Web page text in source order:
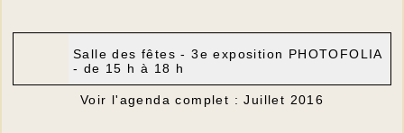
Salle des fêtes - 3e exposition PHOTOFOLIA
- de 15 h à 18 h
Voir l'agenda complet : Juillet 2016